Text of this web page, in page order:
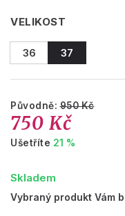
VELIKOST
36 37
Původně:950 Kč
750 Kč
Ušetříte 21 %
Skladem
Vybraný produkt Vám